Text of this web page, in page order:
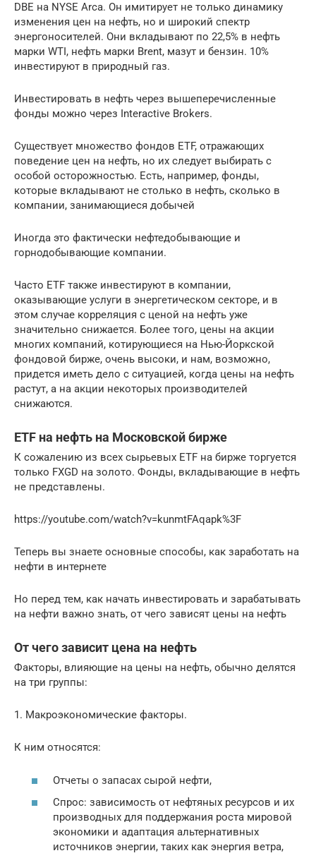
DBE на NYSE Arca. Он имитирует не только динамику
изменения цен на нефть, но и широкий спектр
энергоносителей. Они вкладывают по 22,5% в нефть
марки WTI, нефть марки Brent, мазут и бензин. 10%
инвестируют в природный газ.
Инвестировать в нефть через вышеперечисленные
фонды можно через Interactive Brokers.
Существует множество фондов ETF, отражающих
поведение цен на нефть, но их следует выбирать с
особой осторожностью. Есть, например, фонды,
которые вкладывают не столько в нефть, сколько в
компании, занимающиеся добычей
Иногда это фактически нефтедобывающие и
горнодобывающие компании.
Часто ETF также инвестируют в компании,
оказывающие услуги в энергетическом секторе, и в
этом случае корреляция с ценой на нефть уже
значительно снижается. Более того, цены на акции
многих компаний, котирующиеся на Нью-Йоркской
фондовой бирже, очень высоки, и нам, возможно,
придется иметь дело с ситуацией, когда цены на нефть
растут, а на акции некоторых производителей
снижаются.
ETF на нефть на Московской бирже
К сожалению из всех сырьевых ETF на бирже торгуется
только FXGD на золото. Фонды, вкладывающие в нефть
не представлены.
https://youtube.com/watch?v=kunmtFAqapk%3F
Теперь вы знаете основные способы, как заработать на
нефти в интернете
Но перед тем, как начать инвестировать и зарабатывать
на нефти важно знать, от чего зависят цены на нефть
От чего зависит цена на нефть
Факторы, влияющие на цены на нефть, обычно делятся
на три группы:
1. Макроэкономические факторы.
К ним относятся:
Отчеты о запасах сырой нефти,
Спрос: зависимость от нефтяных ресурсов и их
производных для поддержания роста мировой
экономики и адаптация альтернативных
источников энергии, таких как энергия ветра,